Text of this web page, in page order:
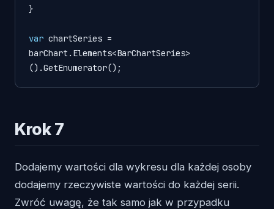
}
var chartSeries =
barChart.Elements<BarChartSeries>
().GetEnumerator();
Krok 7
Dodajemy wartości dla wykresu dla każdej osoby
dodajemy rzeczywiste wartości do każdej serii.
Zwróć uwagę, że tak samo jak w przypadku